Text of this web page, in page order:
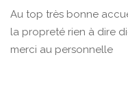
Au top très bonne
la propreté rien à dire
merci au personnelle